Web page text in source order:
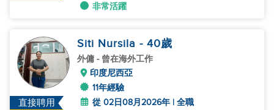
非常活躍
直接聘用
Siti Nursila - 40歲
外傭 - 曾在海外工作
印度尼西亞
11年經驗
從 02日08月2026年 | 全職